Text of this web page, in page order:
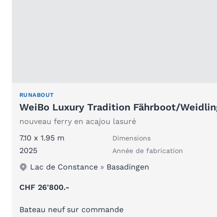
RUNABOUT
WeiBo Luxury Tradition Fährboot/
nouveau ferry en acajou lasuré
7.10 x 1.95 m
Dimensions
2025 Année de fabrication
Lac de Constance » Basadingen
CHF 26'800.-
Bateau neuf sur commande